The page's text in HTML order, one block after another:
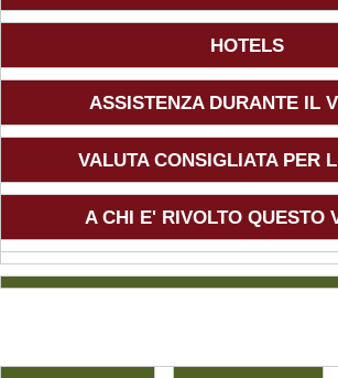
Viaggi in Madagascar
Viaggi in Namibia
Viaggi in Sudafrica
Viaggi in Tanzania
Asia
HOTELS
ASSISTENZA DURANTE IL
VALUTA CONSIGLIATA PER
A CHI E' RIVOLTO QUESTO